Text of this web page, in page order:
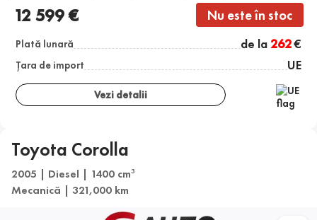
12 599 € Nu este în stoc
Plată lunară de la262€
Țara de import UE
Vezi detalii
Toyota Corolla
2005 | Diesel | 1400 cm3
Mecanică | 321,000 km